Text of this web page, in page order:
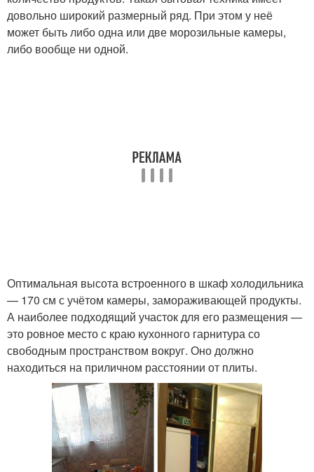
довольно широкий размерный ряд. При этом у неё
может быть либо одна или две морозильные камеры,
либо вообще ни одной.
Оптимальная высота встроенного в шкаф холодильника
— 170 см с учётом камеры, замораживающей продукты.
А наиболее подходящий участок для его размещения —
это ровное место с краю кухонного гарнитура со
свободным пространством вокруг. Оно должно
находиться на приличном расстоянии от плиты.